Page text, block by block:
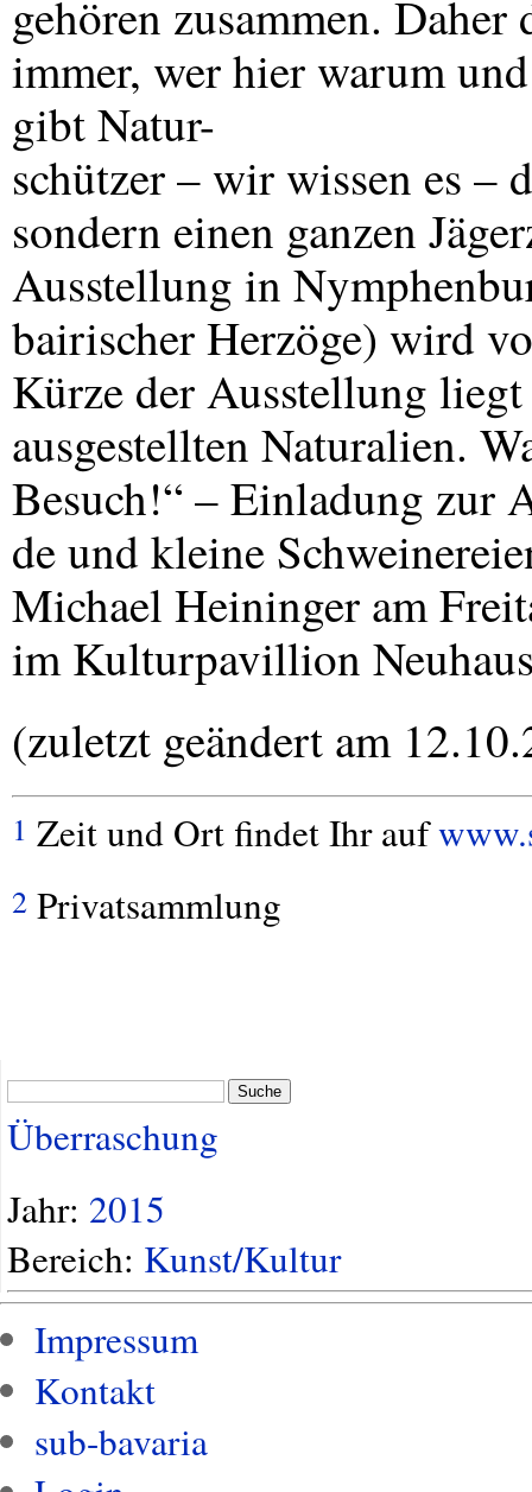
gehören zusammen.
immer, wer hier warum
gibt Natur-
schützer – wir wissen es
sondern einen ganzen
Ausstellung in
bairischer Herzöge) wird
Kürze der Ausstellung
ausgestellten Naturalien.
Besuch!“ – Einladung zur
de und kleine
Michael Heininger am
im Kulturpavillion
(zuletzt geändert am
1 Zeit und Ort findet Ihr auf
2 Privatsammlung
Suche
Überraschung
Jahr: 2015
Bereich: Kunst/Kultur
Impressum
Kontakt
sub-bavaria